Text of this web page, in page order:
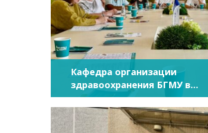
Кафедра организации
здравоохранения БГМУ в
гостях у АКАДЕМФАРМ. День
открытых дверей 07.07.2025